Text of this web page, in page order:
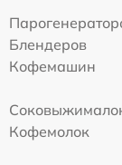
Блендеров
Кофемашин
Кофемолок